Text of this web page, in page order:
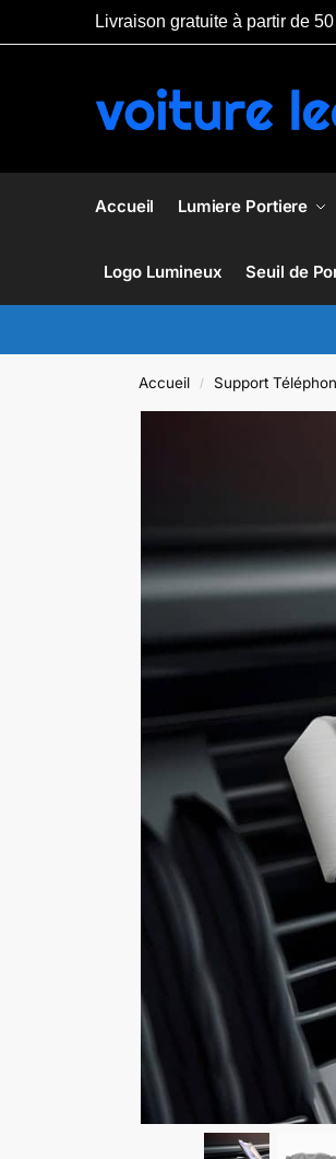
Livraison gratuite à partir de
Accueil Lumiere Portiere
Logo Lumineux Seuil de
Accueil / Support